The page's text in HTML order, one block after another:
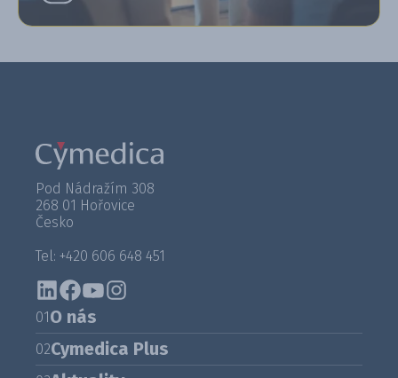
Pod Nádražím 308
268 01 Hořovice
Česko
Tel: +420 606 648 451
01O nás
02Cymedica Plus